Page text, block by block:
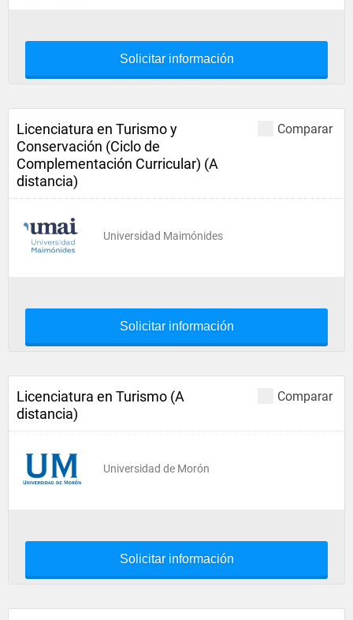
Solicitar información
Comparar
Licenciatura en Turismo y
Conservación (Ciclo de
Complementación Curricular) (A
distancia)
Universidad Maimónides
Solicitar información
Comparar
Licenciatura en Turismo (A
distancia)
Universidad de Morón
Solicitar información